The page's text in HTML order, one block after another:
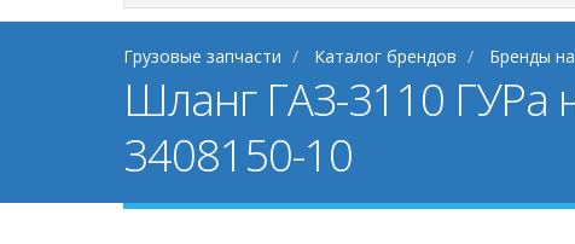
Грузовые запчасти Каталог брендов Бренды
Шланг ГАЗ-3110 ГУРа
3408150-10